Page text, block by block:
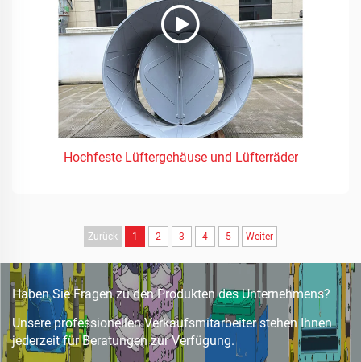
Hochfeste Lüftergehäuse und Lüfterräder
Zurück 1 2 3 4 5 Weiter
Haben Sie Fragen zu den Produkten des Unternehmens?
Unsere professionellen Verkaufsmitarbeiter stehen Ihnen
jederzeit für Beratungen zur Verfügung.